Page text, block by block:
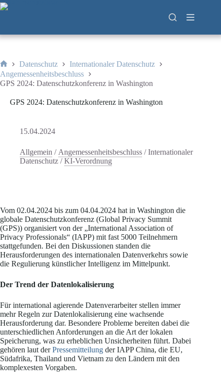
Zum
Inhalt
Start
Datenschutz
Internationaler Datenschutz
Angemessenheitsbeschluss
GPS 2024: Datenschutzkonferenz in Washington
GPS 2024: Datenschutzkonferenz in Washington
15.04.2024
Allgemein / Angemessenheitsbeschluss /Internationaler
Datenschutz /KI-Verordnung
Vom 02.04.2024 bis zum 04.04.2024 hat in Washington die
globale Datenschutzkonferenz (Global Privacy Summit
(GPS)) organisiert von der „International Association of
Privacy Professionals“ (IAPP) mit fast 5000 Teilnehmern
stattgefunden. Bei den Diskussionen standen die
Herausforderungen des internationalen Datenverkehrs sowie
die Regulierung künstlicher Intelligenz im Mittelpunkt.
Der Trend der Datenlokalisierung
Für international agierende Datenverarbeiter stellen immer
mehr Regeln zur Datenlokalisierung eine wachsende
Herausforderung dar. Besondere Probleme bereiten dabei die
unterschiedlichen Anforderungen an die Art der lokalen
Speicherung, was zu erheblichen Unsicherheiten führt. Dabei
gehören laut derPressemitteilung der IAPP China, die EU,
Südafrika, Thailand und Vietnam zu den Ländern mit den
komplexesten Vorgaben.